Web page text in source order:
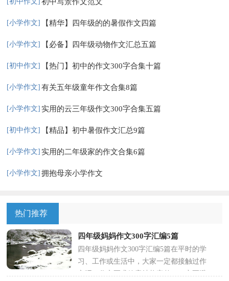
[小学作文] 【精华】四年级的的暑假作文四篇
[小学作文] 【必备】四年级动物作文汇总五篇
[初中作文] 【热门】初中的作文300字合集十篇
[小学作文] 有关五年级童年作文合集8篇
[小学作文] 实用的云三年级作文300字合集五篇
[初中作文] 【精品】初中暑假作文汇总9篇
[小学作文] 实用的二年级家的作文合集6篇
[小学作文] 拥抱母亲小学作文
热门推荐
四年级妈妈作文300字汇编5篇
四年级妈妈作文300字汇编5篇在平时的学
习、工作或生活中，大家一定都接触过作